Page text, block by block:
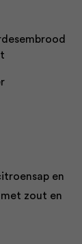
en
met zout en